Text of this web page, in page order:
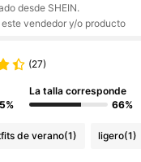
desde SHEIN.
vendedor y/o producto
(27)
5%
La talla corresponde
66%
de verano(1) ligero(1)